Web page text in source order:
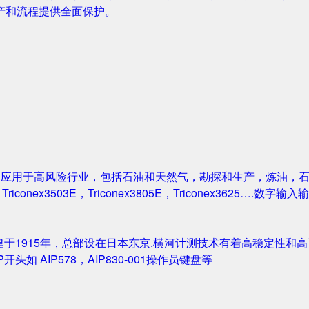
流程提供全面保护。
用于高风险行业，包括石油和天然气，勘探和生产，炼油，
，Triconex3805E，Triconex3625….数字输入
1915年，总部设在日本东京.横河计测技术有着高稳定性和
头如 AIP578，AIP830-001操作员键盘等